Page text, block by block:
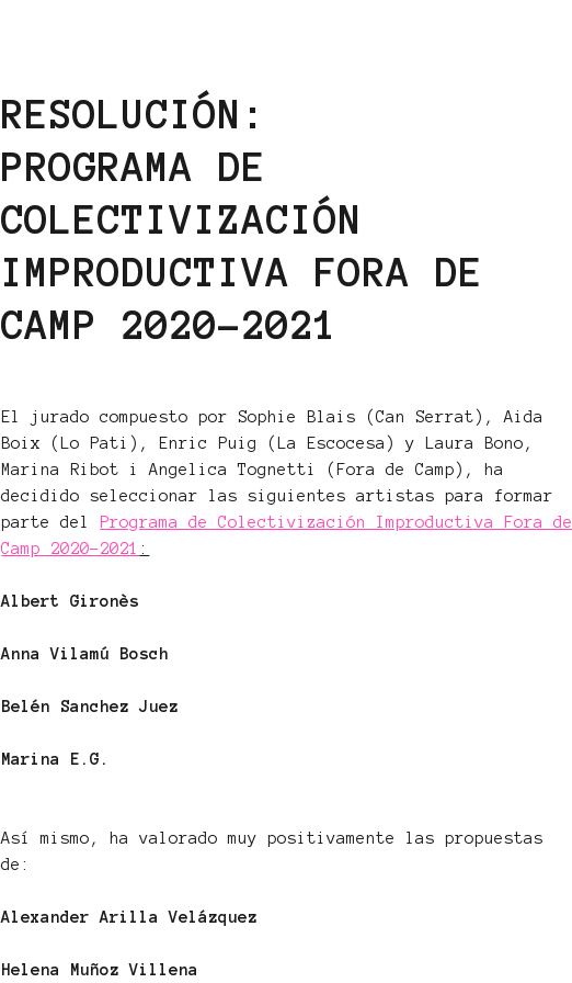
RESOLUCIÓN:
PROGRAMA DE
COLECTIVIZACIÓN
IMPRODUCTIVA FORA DE
CAMP 2020-2021
El jurado compuesto por Sophie Blais (Can Serrat), Aida
Boix (Lo Pati), Enric Puig (La Escocesa) y Laura Bono,
Marina Ribot i Angelica Tognetti (Fora de Camp), ha
decidido seleccionar las siguientes artistas para formar
parte del
Programa de Colectivización Improductiva Fora de
Camp 2020-2021 :
Albert Gironès
Anna Vilamú Bosch
Belén Sanchez Juez
Marina E.G.
Así mismo, ha valorado muy positivamente las propuestas
de:
Alexander Arilla Velázquez
Helena Muñoz Villena